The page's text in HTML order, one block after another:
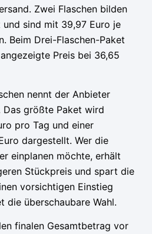
Zwei Flaschen bilden
sind mit 39,97 Euro je
Beim Drei-Flaschen-Paket
Preis bei 36,65
nennt der Anbieter
Das größte Paket wird
pro Tag und einer
dargestellt. Wer die
einplanen möchte, erhält
Stückpreis und spart die
vorsichtigen Einstieg
die überschaubare Wahl.
finalen Gesamtbetrag vor